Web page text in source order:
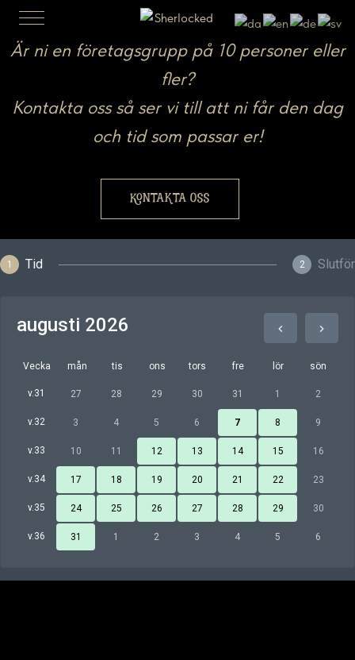
Är ni en företagsgrupp på 10 personer eller
fler?
Kontakta oss så ser vi till att ni får den dag
och tid som passar er!
KONTAKTA OSS